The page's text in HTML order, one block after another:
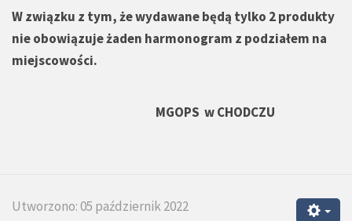
W związku z tym, że wydawane będą tylko 2 produkty
nie obowiązuje żaden harmonogram z podziałem na
miejscowości.
MGOPS w CHODCZU
Utworzono: 05 październik 2022